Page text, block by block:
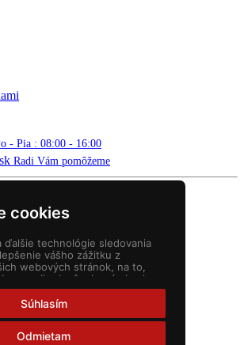
cookies
ďalšie technológie sledovania
vášho zážitku z
webových stránok, na to,
prispôsobený obsah a
na analýzu návštevnosti našich
a na pochopenie toho, odkiaľ
Súhlasím
Odmietam
- Pia : 08:00 - 16:00
Radi Vám pomôžeme
SVET. All rights reserved.